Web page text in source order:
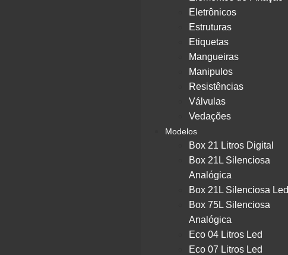
Eletrônicos
Estruturas
Etiquetas
Mangueiras
Manipulos
Resistências
Válvulas
Vedações
Modelos
Box 21 Litros Digital
Box 21L Silenciosa
Analógica
Box 21L Silenciosa Led
Box 75L Silenciosa
Analógica
Eco 04 Litros Led
Eco 07 Litros Led